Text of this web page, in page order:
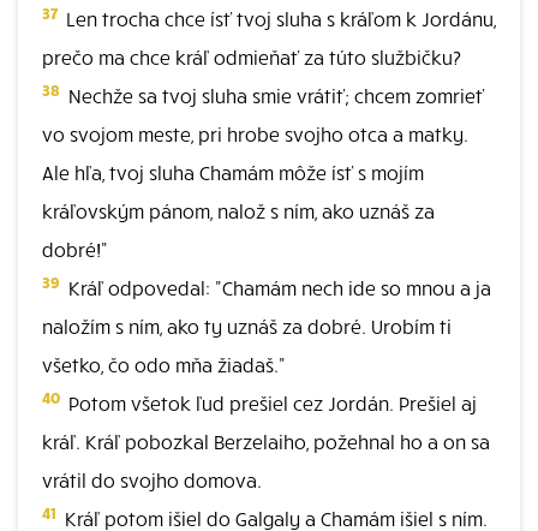
37 Len trocha chce ísť tvoj sluha s kráľom k Jordánu,
prečo ma chce kráľ odmieňať za túto službičku?
38 Nechže sa tvoj sluha smie vrátiť; chcem zomrieť
vo svojom meste, pri hrobe svojho otca a matky.
Ale hľa, tvoj sluha Chamám môže ísť s mojím
kráľovským pánom, nalož s ním, ako uznáš za
dobré!"
39 Kráľ odpovedal: "Chamám nech ide so mnou a ja
naložím s ním, ako ty uznáš za dobré. Urobím ti
všetko, čo odo mňa žiadaš."
40 Potom všetok ľud prešiel cez Jordán. Prešiel aj
kráľ. Kráľ pobozkal Berzelaiho, požehnal ho a on sa
vrátil do svojho domova.
41 Kráľ potom išiel do Galgaly a Chamám išiel s ním.